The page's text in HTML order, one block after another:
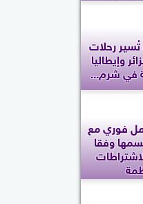
رحلات
وإيطاليا
في شرم...
فوري مع
وفقا